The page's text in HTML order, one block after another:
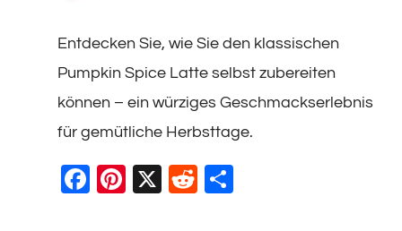
Latte:
Herbstgetränk-
Guide
Entdecken Sie, wie Sie den klassischen
Pumpkin Spice Latte selbst zubereiten
können – ein würziges Geschmackserlebnis
für gemütliche Herbsttage.
Facebook
Pinterest
X Reddit